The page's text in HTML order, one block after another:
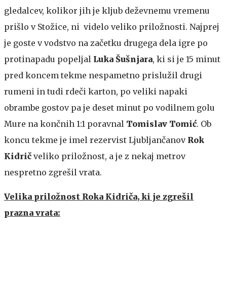
gledalcev, kolikor jih je kljub deževnemu vremenu
prišlo v Stožice, ni videlo veliko priložnosti. Najprej
je goste v vodstvo na začetku drugega dela igre po
protinapadu popeljal Luka Šušnjara, ki si je 15 minut
pred koncem tekme nespametno prislužil drugi
rumeni in tudi rdeči karton, po veliki napaki
obrambe gostov pa je deset minut po vodilnem golu
Mure na končnih 1:1 poravnal Tomislav Tomić. Ob
koncu tekme je imel rezervist Ljubljančanov Rok
Kidrič veliko priložnost, a je z nekaj metrov
nespretno zgrešil vrata.
Velika priložnost Roka Kidriča, ki je zgrešil
prazna vrata: